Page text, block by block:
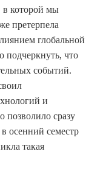
в которой мы
претерпела
глобальной
подчеркнуть, что
событий.
и
позволило сразу
осенний семестр
такая